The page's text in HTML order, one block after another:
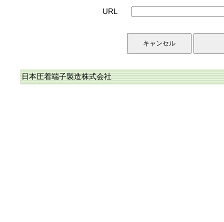
URL
日本圧着端子製造株式会社